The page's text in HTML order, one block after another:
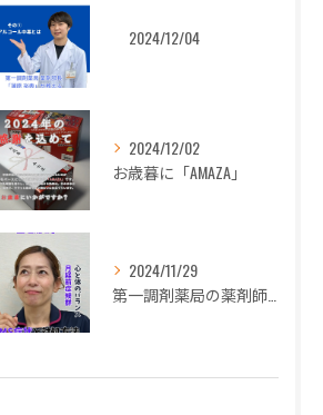
2024/12/04
2024/12/02
お歳暮に「AMAZA」
2024/11/29
第一調剤薬局の薬剤師長岡朋子が「生理痛」について解説します。